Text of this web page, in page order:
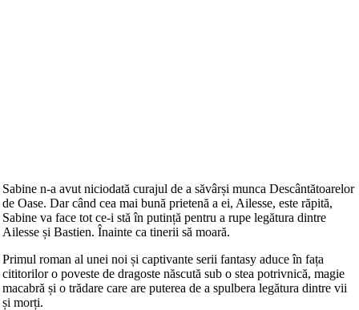
Sabine n-a avut niciodată curajul de a săvârși munca Descântătoarelor
de Oase. Dar când cea mai bună prietenă a ei, Ailesse, este răpită,
Sabine va face tot ce-i stă în putință pentru a rupe legătura dintre
Ailesse și Bastien. Înainte ca tinerii să moară.
Primul roman al unei noi și captivante serii fantasy aduce în fața
cititorilor o poveste de dragoste născută sub o stea potrivnică, magie
macabră și o trădare care are puterea de a spulbera legătura dintre vii
și morți.